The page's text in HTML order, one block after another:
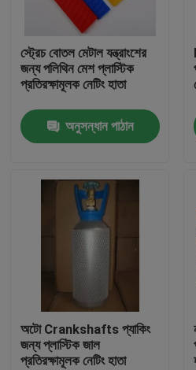
আমাদের সম্পর্কে
কারখানা ভ্রমণ
মান নিয়ন্ত্রণ
উদ্ধৃতির জন্য আবেদন
তাপ সঙ্কুচিত নল
ঢেউখেলান নমনীয় টিউবিং
স্ট্রেচ বোতল মেটাল যন্ত্রাংশের
জন্য পলিথিন মেশ প্লাস্টিক
প্রতিরক্ষামূলক নেটিং হাতা
অনুসন্ধান পাঠান
অটো Crankshafts প্যাকিং
জন্য প্লাস্টিক জাল
প্রতিরক্ষামূলক নেটিং হাতা